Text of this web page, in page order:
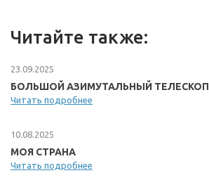
Читайте также:
23.09.2025
БОЛЬШОЙ АЗИМУТАЛЬНЫЙ ТЕЛЕСКОП
Читать подробнее
10.08.2025
МОЯ СТРАНА
Читать подробнее